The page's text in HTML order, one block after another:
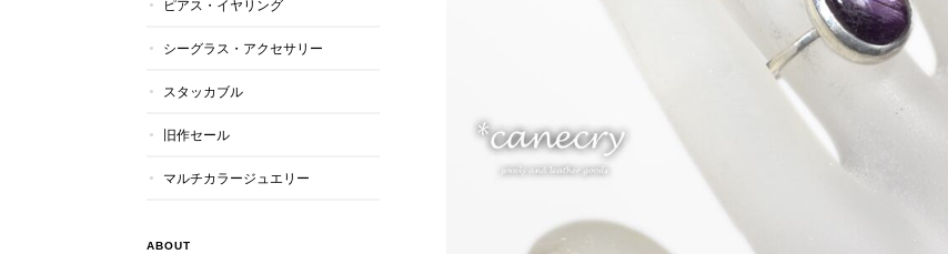
ピアス・イヤリング
シーグラス・アクセサリー
スタッカブル
旧作セール
マルチカラージュエリー
ABOUT